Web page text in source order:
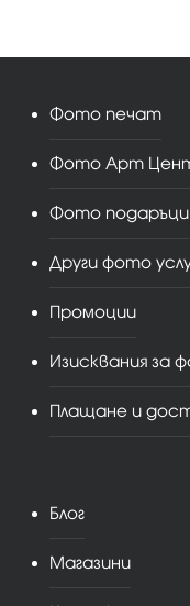
Фото печат
Фото Арт
Фото подаръци
Други фото
Промоции
Изисквания за
Плащане и
Блог
Магазини